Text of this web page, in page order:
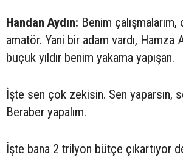
Handan Aydın: Benim çalışmalarım,
amatör. Yani bir adam vardı, Hamza
buçuk yıldır benim yakama yapışan.
İşte sen çok zekisin. Sen yaparsın,
Beraber yapalım.
İşte bana 2 trilyon bütçe çıkartıyor